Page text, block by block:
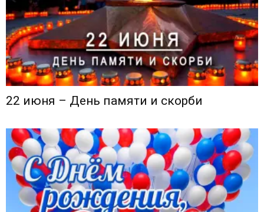
22 июня – День памяти и скорби